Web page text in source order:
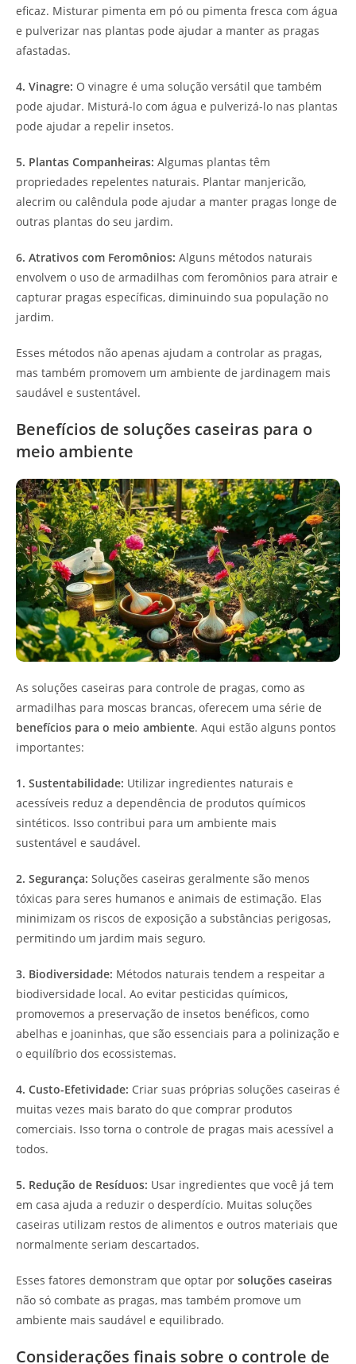
eficaz. Misturar pimenta em pó ou pimenta fresca com água
e pulverizar nas plantas pode ajudar a manter as pragas
afastadas.
4. Vinagre: O vinagre é uma solução versátil que também
pode ajudar. Misturá-lo com água e pulverizá-lo nas plantas
pode ajudar a repelir insetos.
5. Plantas Companheiras: Algumas plantas têm
propriedades repelentes naturais. Plantar manjericão,
alecrim ou calêndula pode ajudar a manter pragas longe de
outras plantas do seu jardim.
6. Atrativos com Feromônios: Alguns métodos naturais
envolvem o uso de armadilhas com feromônios para atrair e
capturar pragas específicas, diminuindo sua população no
jardim.
Esses métodos não apenas ajudam a controlar as pragas,
mas também promovem um ambiente de jardinagem mais
saudável e sustentável.
Benefícios de soluções caseiras para o
meio ambiente
As soluções caseiras para controle de pragas, como as
armadilhas para moscas brancas, oferecem uma série de
benefícios para o meio ambiente. Aqui estão alguns pontos
importantes:
1. Sustentabilidade: Utilizar ingredientes naturais e
acessíveis reduz a dependência de produtos químicos
sintéticos. Isso contribui para um ambiente mais
sustentável e saudável.
2. Segurança: Soluções caseiras geralmente são menos
tóxicas para seres humanos e animais de estimação. Elas
minimizam os riscos de exposição a substâncias perigosas,
permitindo um jardim mais seguro.
3. Biodiversidade: Métodos naturais tendem a respeitar a
biodiversidade local. Ao evitar pesticidas químicos,
promovemos a preservação de insetos benéficos, como
abelhas e joaninhas, que são essenciais para a polinização e
o equilíbrio dos ecossistemas.
4. Custo-Efetividade: Criar suas próprias soluções caseiras é
muitas vezes mais barato do que comprar produtos
comerciais. Isso torna o controle de pragas mais acessível a
todos.
5. Redução de Resíduos: Usar ingredientes que você já tem
em casa ajuda a reduzir o desperdício. Muitas soluções
caseiras utilizam restos de alimentos e outros materiais que
normalmente seriam descartados.
Esses fatores demonstram que optar por soluções caseiras
não só combate as pragas, mas também promove um
ambiente mais saudável e equilibrado.
Considerações finais sobre o controle de